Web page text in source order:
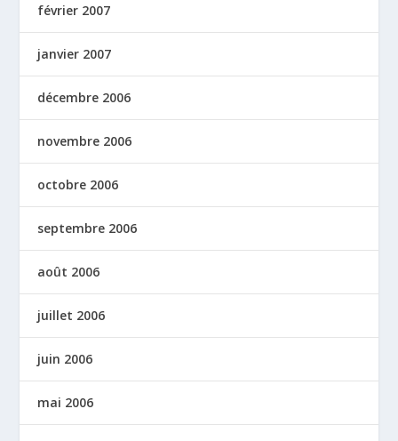
février 2007
janvier 2007
décembre 2006
novembre 2006
octobre 2006
septembre 2006
août 2006
juillet 2006
juin 2006
mai 2006